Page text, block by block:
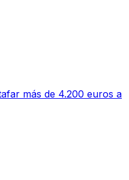
más de 4.200 euros a